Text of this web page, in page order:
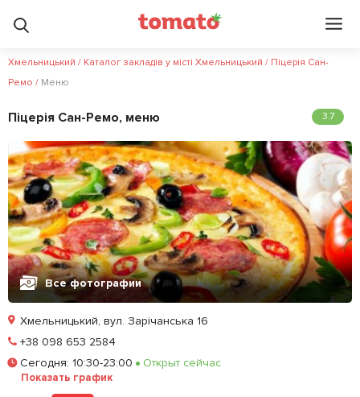
Хмельницький / Каталог закладів у місті Хмельницький / Піцерія Сан-
Ремо / Меню
Піцерія Сан-Ремо, меню 3.7
Все фотографии
Залишити відгук
Хмельницький, вул. Зарічанська 16
+38 098 653 2584
Сегодня: 10:30-23:00 Открыт сейчас
Показать график